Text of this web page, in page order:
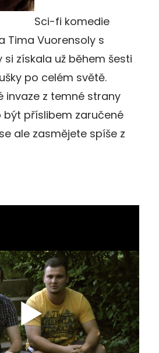
Sci-fi komedie
Tima Vuorensoly s
si získala už během šesti
po celém světě.
invaze z temné strany
být příslibem zaručené
ale zasmějete spíše z